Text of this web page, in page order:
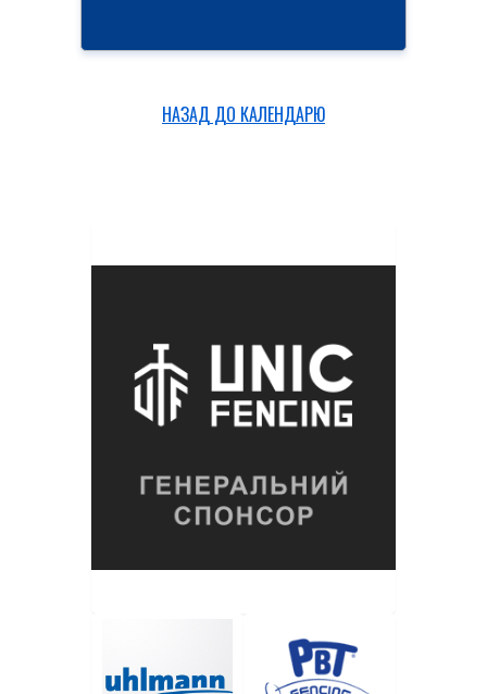
НАЗАД ДО КАЛЕНДАРЮ